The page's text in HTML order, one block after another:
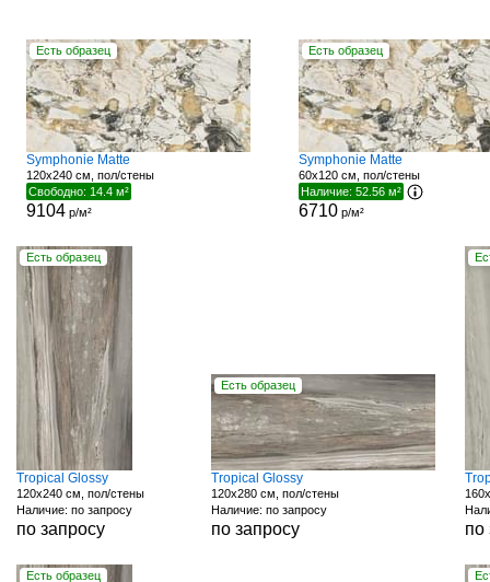
Есть образец
Symphonie Matte
120x240 см, пол/стены
Свободно: 14.4 м²
9104р/м²
Есть образец
Symphonie Matte
60x120 см, пол/стены
Наличие: 52.56 м²
6710р/м²
Есть образец
Tropical Glossy
120x240 см, пол/стены
Наличие: по запросу
по запросу
Есть образец
Tropical Glossy
120x280 см, пол/стены
Наличие: по запросу
по запросу по
Есть образец